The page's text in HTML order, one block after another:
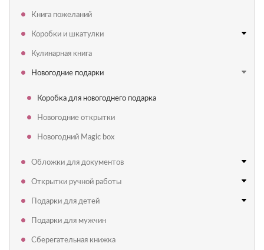
Книга пожеланий
Коробки и шкатулки
Кулинарная книга
Новогодние подарки
Коробка для новогоднего подарка
Новогодние открытки
Новогодний Magic box
Обложки для документов
Открытки ручной работы
Подарки для детей
Подарки для мужчин
Сберегательная книжка